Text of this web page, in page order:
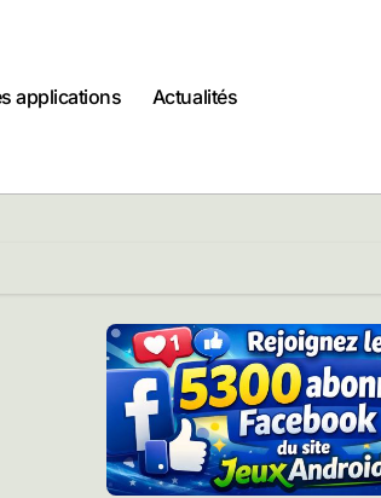
applications Actualités